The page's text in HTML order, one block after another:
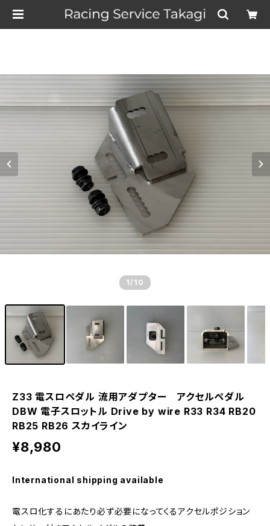
1 /10
Z33 電スロペダル 流用アダプター アクセルペダル
DBW 電子スロットル Drive by wire R33 R34 RB20
RB25 RB26 スカイライン
¥8,980
International shipping available
電スロ化するにあたり必ず必要になってくるアクセルポジション